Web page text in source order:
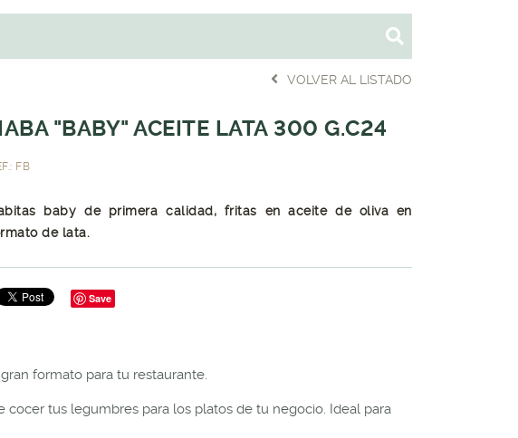
VOLVER AL LISTADO
"BABY" ACEITE LATA 300 G.C24
FB
baby de primera calidad, fritas en aceite de oliva en
de lata.
Save
formato para tu restaurante.
cocer tus legumbres para los platos de tu negocio. Ideal para